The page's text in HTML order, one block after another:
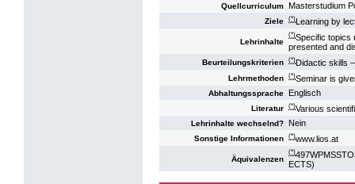
Quellcurriculum Masterstudium
Ziele (*)Learning by
Lehrinhalte
(*)Specific topics
presented and
Beurteilungskriterien (*)Didactic skills
Lehrmethoden (*)Seminar is
Abhaltungssprache Englisch
Literatur (*)Various
Lehrinhalte wechselnd? Nein
Sonstige Informationen (*)www.lios.at
Äquivalenzen
(*)
ECTS)